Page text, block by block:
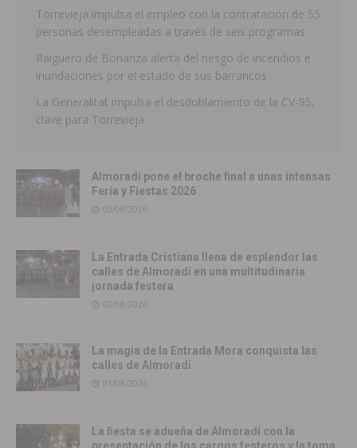
Torrevieja impulsa el empleo con la contratación de 55
personas desempleadas a través de seis programas
Raiguero de Bonanza alerta del riesgo de incendios e
inundaciones por el estado de sus barrancos
La Generalitat impulsa el desdoblamiento de la CV-95,
clave para Torrevieja
Almoradí pone el broche final a unas intensas
Feria y Fiestas 2026
03/08/2026
La Entrada Cristiana llena de esplendor las
calles de Almoradí en una multitudinaria
jornada festera
02/08/2026
La magia de la Entrada Mora conquista las
calles de Almoradí
01/08/2026
La fiesta se adueña de Almoradí con la